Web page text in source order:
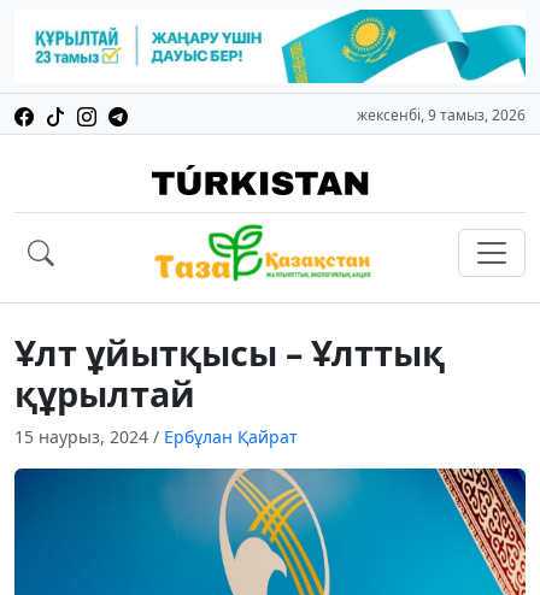
жексенбі, 9 тамыз, 2026
Ұлт ұйытқысы – Ұлттық
құрылтай
15 наурыз, 2024 / Ербұлан Қайрат